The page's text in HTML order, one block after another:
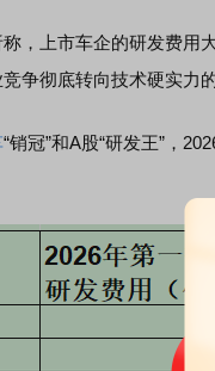
，上市车企的研发费用
争彻底转向技术硬实力的
“销冠”和A股“研发王”，